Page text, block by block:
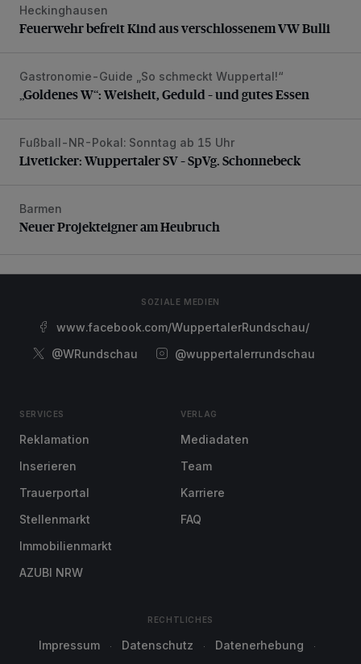
Feuerwehr befreit Kind aus verschlossenem VW Bulli
Heckinghausen
Feuerwehr befreit Kind aus verschlossenem VW Bulli
„Goldenes W“: Weisheit, Geduld – und gutes Essen
Gastronomie-Guide „So schmeckt Wuppertal!“
„Goldenes W“: Weisheit, Geduld – und gutes Essen
Liveticker: Wuppertaler SV – SpVg. Schonnebeck
Fußball-NR-Pokal: Sonntag ab 15 Uhr
Liveticker: Wuppertaler SV – SpVg. Schonnebeck
Neuer Projekteigner am Heubruch
Barmen
Neuer Projekteigner am Heubruch
SOZIALE MEDIEN
www.facebook.com/WuppertalerRundschau/
@WRundschau
@wuppertalerrundschau
SERVICES
Reklamation
Inserieren
Trauerportal
Stellenmarkt
Immobilienmarkt
AZUBI NRW
VERLAG
Mediadaten
Team
Karriere
FAQ
RECHTLICHES
Impressum Datenschutz Datenerhebung